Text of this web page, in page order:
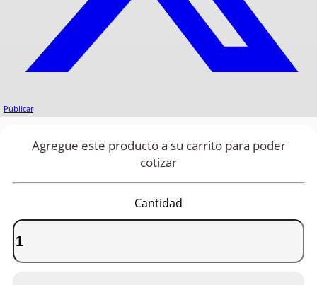
Publicar
Agregue este producto a su carrito para poder
cotizar
Cantidad